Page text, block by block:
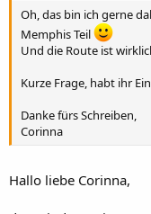
Oh, das bin ich gerne
Memphis Teil
Und die Route ist
Kurze Frage, habt ihr
Danke fürs Schreiben,
Corinna
Hallo liebe Corinna,